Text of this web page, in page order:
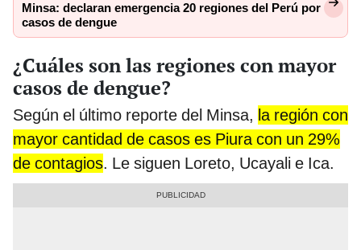
Minsa: declaran emergencia 20 regiones del Perú por
casos de dengue
¿Cuáles son las regiones con mayor
casos de dengue?
Según el último reporte del Minsa, la región con
mayor cantidad de casos es Piura con un 29%
de contagios. Le siguen Loreto, Ucayali e Ica.